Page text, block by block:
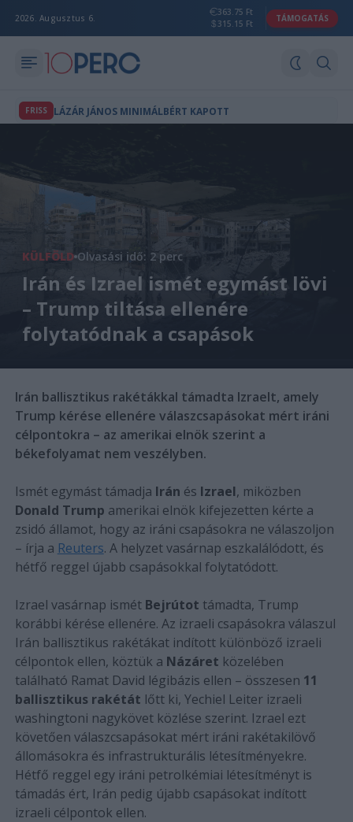
2026. Augusztus 6.
363.75 Ft
315.15 Ft
TÁMOGATÁS
FRISS LÁZÁR JÁNOS MINIMÁLBÉRT KAPOTT
KÜLFÖLD Olvasási idő: 2 perc
Irán és Izrael ismét egymást lövi
– Trump tiltása ellenére
folytatódnak a csapások
Irán ballisztikus rakétákkal támadta Izraelt, amely
Trump kérése ellenére válaszcsapásokat mért iráni
célpontokra – az amerikai elnök szerint a
békefolyamat nem veszélyben.
Ismét egymást támadja Irán és Izrael, miközben
Donald Trump amerikai elnök kifejezetten kérte a
zsidó államot, hogy az iráni csapásokra ne válaszoljon
– írja a Reuters. A helyzet vasárnap eszkalálódott, és
hétfő reggel újabb csapásokkal folytatódott.
Izrael vasárnap ismét Bejrútot támadta, Trump
korábbi kérése ellenére. Az izraeli csapásokra válaszul
Irán ballisztikus rakétákat indított különböző izraeli
célpontok ellen, köztük a Názáret közelében
található Ramat David légibázis ellen – összesen 11
ballisztikus rakétát lőtt ki, Yechiel Leiter izraeli
washingtoni nagykövet közlése szerint. Izrael ezt
követően válaszcsapásokat mért iráni rakétakilövő
állomásokra és infrastrukturális létesítményekre.
Hétfő reggel egy iráni petrolkémiai létesítményt is
támadás ért, Irán pedig újabb csapásokat indított
izraeli célpontok ellen.